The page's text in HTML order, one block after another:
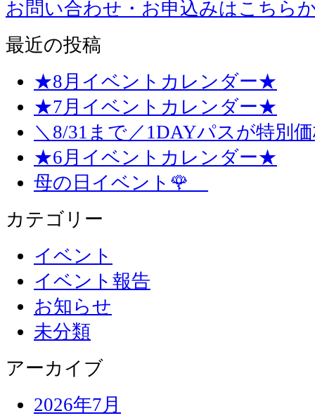
お問い合わせ・お申込みはこちら
最近の投稿
★8月イベントカレンダー★
★7月イベントカレンダー★
＼8/31まで／1DAYパスが特別
★6月イベントカレンダー★
母の日イベント🌹
カテゴリー
イベント
イベント報告
お知らせ
未分類
アーカイブ
2026年7月